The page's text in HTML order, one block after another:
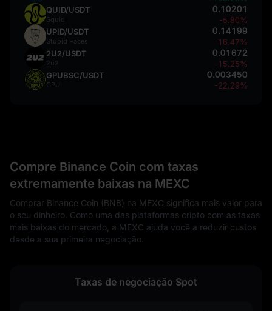
QUID/USDT
Squid
0.10201
-5.80%
UPID/USDT
Stupid Faces
0.14199
-16.47%
2U2/USDT
2u2
0.01672
-15.25%
GPUBSC/USDT
GPU
0.003450
-22.29%
Compre Binance Coin com taxas
extremamente baixas na MEXC
Comprar Binance Coin (BNB) na MEXC significa mais valor para
o seu dinheiro. Como uma das plataformas cripto com as taxas
mais baixas do mercado, a MEXC ajuda você a reduzir custos
desde a sua primeira negociação.
Taxas de negociação Spot